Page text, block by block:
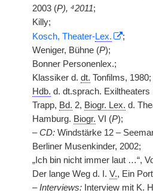
2003 (P), ⁴2011;
Killy;
Kosch, Theater-Lex.
;
Weniger, Bühne (P);
Bonner Personenlex.;
Klassiker d. dt. Tonfilms, 1980;
Hdb. d. dt.sprach. Exiltheaters
Trapp, Bd. 2, Biogr. Lex. d.
Hamburg. Biogr. VI (P);
–CD: Windstärke 12 –
Berliner Musenkinder, 2002;
„Ich bin nicht immer laut …“,
Der lange Weg d. I. V., Ein
–Interviews: Interview mit K.